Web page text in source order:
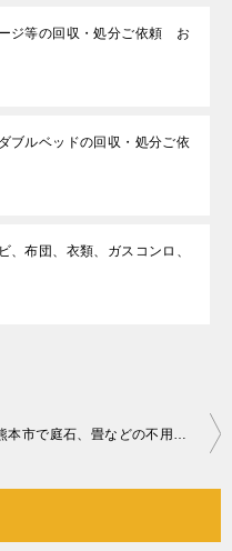
ジ等の回収・処分ご依頼 お
ブルベッドの回収・処分ご依
、布団、衣類、ガスコンロ、
熊本市で庭石、畳などの不用品回収のご依頼を頂きました